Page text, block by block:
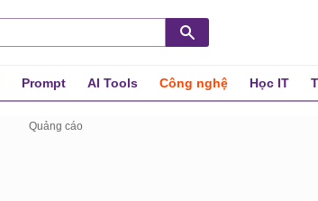
Prompt AI Tools Công nghệ Học IT